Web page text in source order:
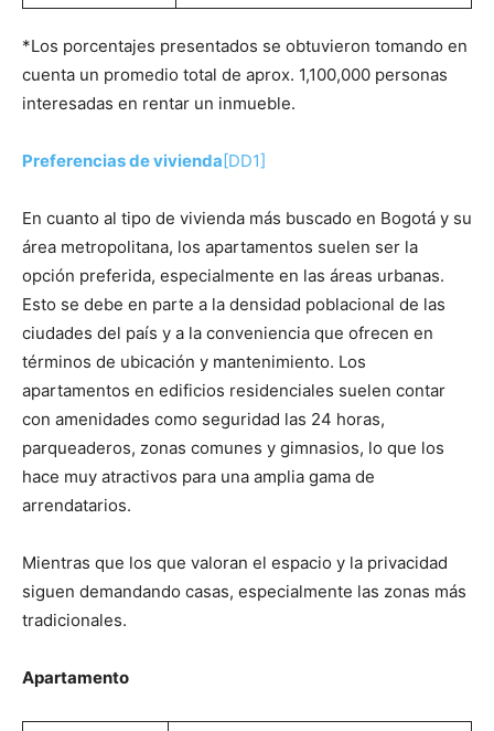
*Los porcentajes presentados se obtuvieron tomando en
cuenta un promedio total de aprox. 1,100,000 personas
interesadas en rentar un inmueble.
Preferencias de vivienda[DD1]
En cuanto al tipo de vivienda más buscado en Bogotá y su
área metropolitana, los apartamentos suelen ser la
opción preferida, especialmente en las áreas urbanas.
Esto se debe en parte a la densidad poblacional de las
ciudades del país y a la conveniencia que ofrecen en
términos de ubicación y mantenimiento. Los
apartamentos en edificios residenciales suelen contar
con amenidades como seguridad las 24 horas,
parqueaderos, zonas comunes y gimnasios, lo que los
hace muy atractivos para una amplia gama de
arrendatarios.
Mientras que los que valoran el espacio y la privacidad
siguen demandando casas, especialmente las zonas más
tradicionales.
Apartamento